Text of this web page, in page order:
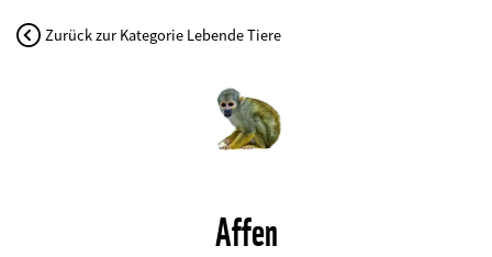
Zurück zur Kategorie Lebende Tiere
Affen